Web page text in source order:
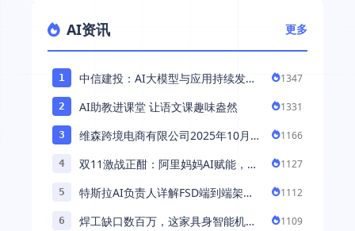
AI资讯 更多
1
中信建投：AI大模型与应用持续发展
1347
2 AI助教进课堂 让语文课趣味盎然 1331
3
维森跨境电商有限公司2025年10月落
1166
4
双11激战正酣：阿里妈妈AI赋能，助
1127
5
特斯拉AI负责人详解FSD端到端架
能 ...
1112
6
焊工缺口数百万，这家具身智能机器
1109